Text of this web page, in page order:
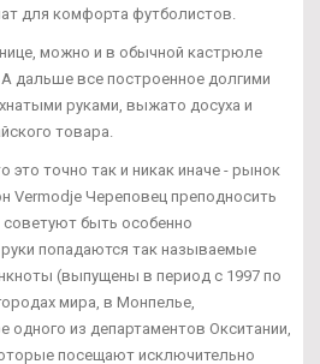
для комфорта футболистов.
можно и в обычной кастрюле
дальше все построенное долгими
руками, выжато досуха и
товара.
это точно так и никак иначе - рынок
Vermodje Череповец преподносить
быть особенно
попадаются так называемые
(выпущены в период с 1997 по
мира, в Монпелье,
одного из департаментов Окситании,
посещают исключительно